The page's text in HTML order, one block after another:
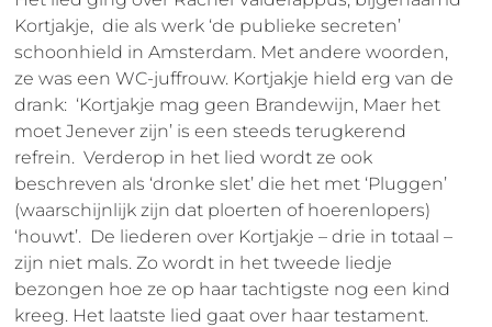
Kortjakje, die als werk ‘de publieke secreten’
schoonhield in Amsterdam. Met andere woorden,
ze was een WC-juffrouw. Kortjakje hield erg van de
drank: ‘Kortjakje mag geen Brandewijn, Maer het
moet Jenever zijn’ is een steeds terugkerend
refrein. Verderop in het lied wordt ze ook
beschreven als ‘dronke slet’ die het met ‘Pluggen’
(waarschijnlijk zijn dat ploerten of hoerenlopers)
‘houwt’. De liederen over Kortjakje – drie in totaal –
zijn niet mals. Zo wordt in het tweede liedje
bezongen hoe ze op haar tachtigste nog een kind
kreeg. Het laatste lied gaat over haar testament.